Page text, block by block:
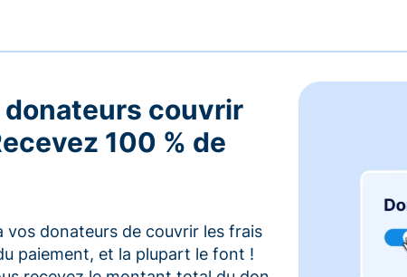
donateurs couvrir
100 % de
vos donateurs de couvrir les frais
paiement, et la plupart le font !